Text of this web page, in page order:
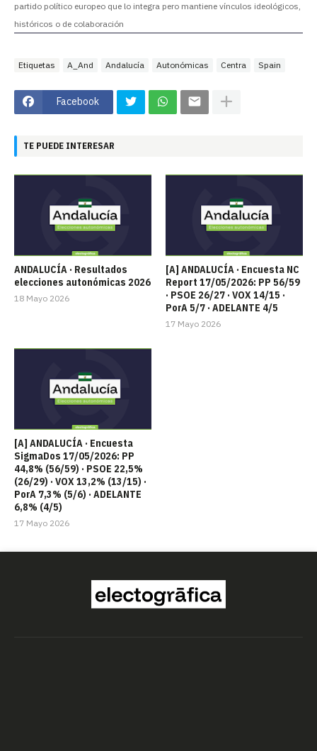
partido político europeo que lo integra pero mantiene vínculos ideológicos,
históricos o de colaboración
Etiquetas A_And Andalucía Autonómicas Centra Spain
Facebook
TE PUEDE INTERESAR
ANDALUCÍA · Resultados
elecciones autonómicas 2026
18 Mayo 2026
[A] ANDALUCÍA · Encuesta NC
Report 17/05/2026: PP 56/59
· PSOE 26/27 · VOX 14/15 ·
PorA 5/7 · ADELANTE 4/5
17 Mayo 2026
[A] ANDALUCÍA · Encuesta
SigmaDos 17/05/2026: PP
44,8% (56/59) · PSOE 22,5%
(26/29) · VOX 13,2% (13/15) ·
PorA 7,3% (5/6) · ADELANTE
6,8% (4/5)
17 Mayo 2026